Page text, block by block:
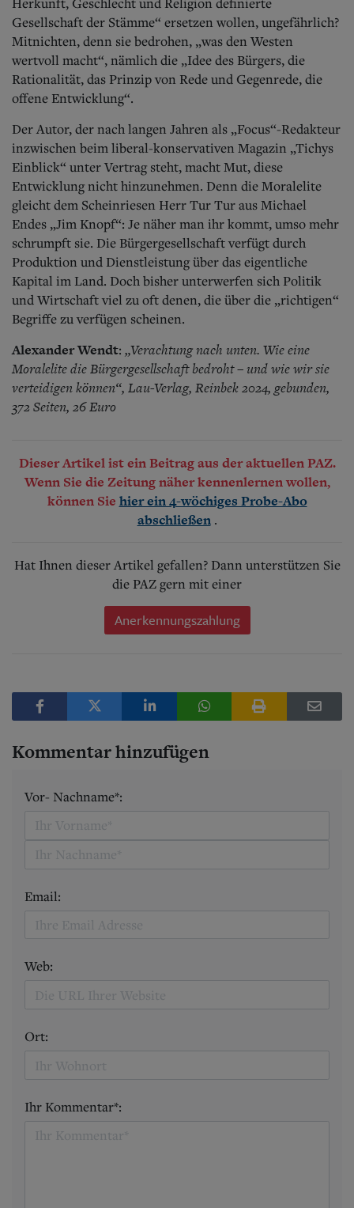
Gesellschaft der Stämme“ ersetzen wollen, ungefährlich?
Mitnichten, denn sie bedrohen, „was den Westen
wertvoll macht“, nämlich die „Idee des Bürgers, die
Rationalität, das Prinzip von Rede und Gegenrede, die
offene Entwicklung“.
Der Autor, der nach langen Jahren als „Focus“-Redakteur
inzwischen beim liberal-konservativen Magazin „Tichys
Einblick“ unter Vertrag steht, macht Mut, diese
Entwicklung nicht hinzunehmen. Denn die Moralelite
gleicht dem Scheinriesen Herr Tur Tur aus Michael
Endes „Jim Knopf“: Je näher man ihr kommt, umso mehr
schrumpft sie. Die Bürgergesellschaft verfügt durch
Produktion und Dienstleistung über das eigentliche
Kapital im Land. Doch bisher unterwerfen sich Politik
und Wirtschaft viel zu oft denen, die über die „richtigen“
Begriffe zu verfügen scheinen.
Alexander Wendt: „Verachtung nach unten. Wie eine
Moralelite die Bürgergesellschaft bedroht – und wie wir sie
verteidigen können“, Lau-Verlag, Reinbek 2024, gebunden,
372 Seiten, 26 Euro
Dieser Artikel ist ein Beitrag aus der aktuellen PAZ.
Wenn Sie die Zeitung näher kennenlernen wollen,
können Sie hier ein 4-wöchiges Probe-Abo
abschließen .
Hat Ihnen dieser Artikel gefallen? Dann unterstützen Sie
die PAZ gern mit einer
Anerkennungszahlung
Kommentar hinzufügen
Vor- Nachname*:
Email:
Web:
Ort:
Ihr Kommentar*: